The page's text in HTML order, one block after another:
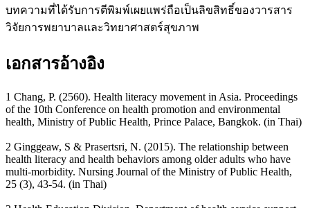
บทความที่ได้รับการตีพิมพ์เผยแพร่ถือเป็นลิขสิทธิ์ของวารสาร
วิจัยการพยาบาลและวิทยาศาสตร์สุขภาพ
เอกสารอ้างอิง
1 Chang, P. (2560). Health literacy movement in Asia. Proceedings
of the 10th Conference on health promotion and environmental
health, Ministry of Public Health, Prince Palace, Bangkok. (in Thai)
2 Ginggeaw, S & Prasertsri, N. (2015). The relationship between
health literacy and health behaviors among older adults who have
multi-morbidity. Nursing Journal of the Ministry of Public Health,
25 (3), 43-54. (in Thai)